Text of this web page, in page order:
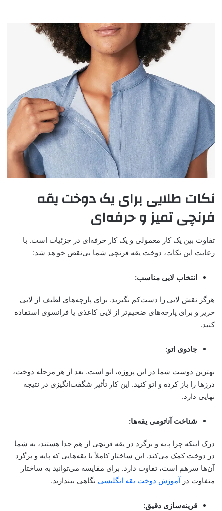
نکات طلایی برای یک دوخت یقه
فرنچی تمیز و حرفه‌ای
تفاوت بین یک کار معمولی و یک کار حرفه‌ای در جزئیات است. با
رعایت این نکات، دوخت یقه فرنچی شما بی‌نقص خواهد شد:
انتخاب لایی مناسب:
هرگز نقش لایی را دست‌کم نگیرید. برای پارچه‌های لطیف از لایی
حریر و برای پارچه‌های ضخیم‌تر از لایی کاغذی یا فرانسوی استفاده
کنید.
جادوی اتو:
بهترین دوست شما در این پروژه، اتو است. بعد از هر مرحله دوخت،
درزها را باز کرده و اتو کنید. این کار تأثیر شگفت‌انگیزی در نتیجه
نهایی دارد.
شناخت آناتومی یقه‌ها:
درک اینکه چرا پایه و برگرد در یقه فرنچی از هم جدا هستند، به شما
در دوخت کمک می‌کند. این ساختار کاملاً با یقه‌هایی که پایه و برگرد
آن‌ها سرهم است، تفاوت دارد. برای مقایسه می‌توانید به ساختار
متفاوت درآموزش دوخت یقه انگلیسی نگاهی بیندازید.
قرینه‌سازی دقیق: